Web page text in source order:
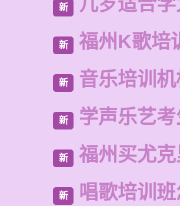
新
新 福州K歌培
新 音乐培训
新 学声乐艺
新 福州买尤
新 唱歌培训